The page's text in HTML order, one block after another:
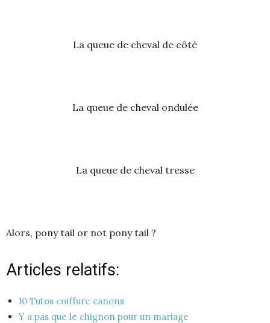
La queue de cheval de côté
La queue de cheval ondulée
La queue de cheval tresse
Alors, pony tail or not pony tail ?
Articles relatifs:
10 Tutos coiffure canons
Y a pas que le chignon pour un mariage